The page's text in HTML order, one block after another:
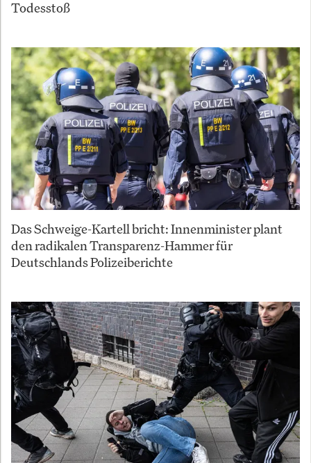
Todesstoß
Das Schweige-Kartell bricht: Innenminister plant
den radikalen Transparenz-Hammer für
Deutschlands Polizeiberichte